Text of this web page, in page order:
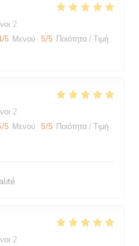
2
/5 Μενού : 5/5 Ποιότητα / Τιμή :
2
/5 Μενού : 5/5 Ποιότητα / Τιμή :
2